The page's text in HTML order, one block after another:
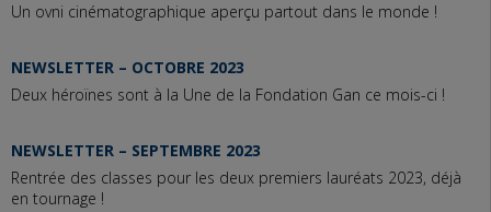
Un ovni cinématographique aperçu partout dans le monde !
NEWSLETTER – OCTOBRE 2023
Deux héroïnes sont à la Une de la Fondation Gan ce mois-ci !
NEWSLETTER – SEPTEMBRE 2023
Rentrée des classes pour les deux premiers lauréats 2023, déjà
en tournage !